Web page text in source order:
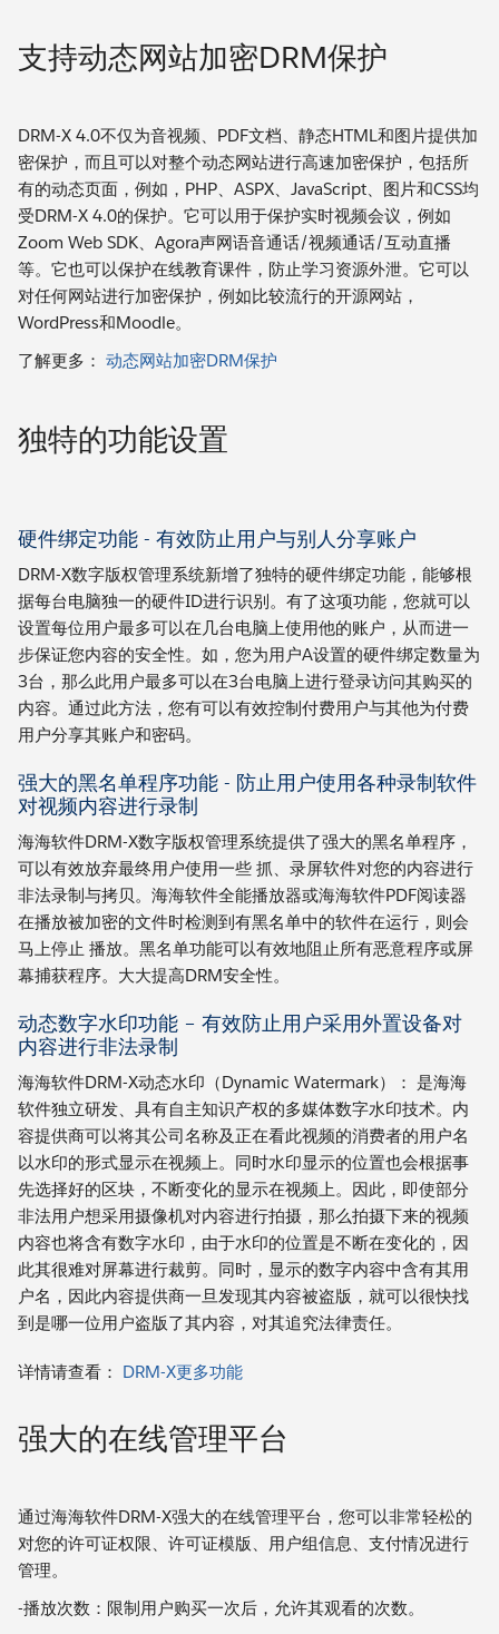
支持动态网站加密DRM保护
DRM-X 4.0不仅为音视频、PDF文档、静态HTML和图片提供加
密保护，而且可以对整个动态网站进行高速加密保护，包括所
有的动态页面，例如，PHP、ASPX、JavaScript、图片和CSS均
受DRM-X 4.0的保护。它可以用于保护实时视频会议，例如
Zoom Web SDK、Agora声网语音通话/视频通话/互动直播
等。它也可以保护在线教育课件，防止学习资源外泄。它可以
对任何网站进行加密保护，例如比较流行的开源网站，
WordPress和Moodle。
了解更多： 动态网站加密DRM保护
独特的功能设置
硬件绑定功能 - 有效防止用户与别人分享账户
DRM-X数字版权管理系统新增了独特的硬件绑定功能，能够根
据每台电脑独一的硬件ID进行识别。有了这项功能，您就可以
设置每位用户最多可以在几台电脑上使用他的账户，从而进一
步保证您内容的安全性。如，您为用户A设置的硬件绑定数量为
3台，那么此用户最多可以在3台电脑上进行登录访问其购买的
内容。通过此方法，您有可以有效控制付费用户与其他为付费
用户分享其账户和密码。
强大的黑名单程序功能 - 防止用户使用各种录制软件
对视频内容进行录制
海海软件DRM-X数字版权管理系统提供了强大的黑名单程序，
可以有效放弃最终用户使用一些 抓、录屏软件对您的内容进行
非法录制与拷贝。海海软件全能播放器或海海软件PDF阅读器
在播放被加密的文件时检测到有黑名单中的软件在运行，则会
马上停止 播放。黑名单功能可以有效地阻止所有恶意程序或屏
幕捕获程序。大大提高DRM安全性。
动态数字水印功能 – 有效防止用户采用外置设备对
内容进行非法录制
海海软件DRM-X动态水印（Dynamic Watermark）： 是海海
软件独立研发、具有自主知识产权的多媒体数字水印技术。内
容提供商可以将其公司名称及正在看此视频的消费者的用户名
以水印的形式显示在视频上。同时水印显示的位置也会根据事
先选择好的区块，不断变化的显示在视频上。因此，即使部分
非法用户想采用摄像机对内容进行拍摄，那么拍摄下来的视频
内容也将含有数字水印，由于水印的位置是不断在变化的，因
此其很难对屏幕进行裁剪。同时，显示的数字内容中含有其用
户名，因此内容提供商一旦发现其内容被盗版，就可以很快找
到是哪一位用户盗版了其内容，对其追究法律责任。
详情请查看： DRM-X更多功能
强大的在线管理平台
通过海海软件DRM-X强大的在线管理平台，您可以非常轻松的
对您的许可证权限、许可证模版、用户组信息、支付情况进行
管理。
-播放次数：限制用户购买一次后，允许其观看的次数。